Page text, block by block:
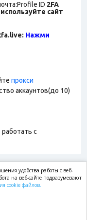
ID 2FA
сайт
Нажми
прокси
аккаунтов(до 10)
с
удобства работы с веб-
на веб-сайте подразумевают
cookie файлов.